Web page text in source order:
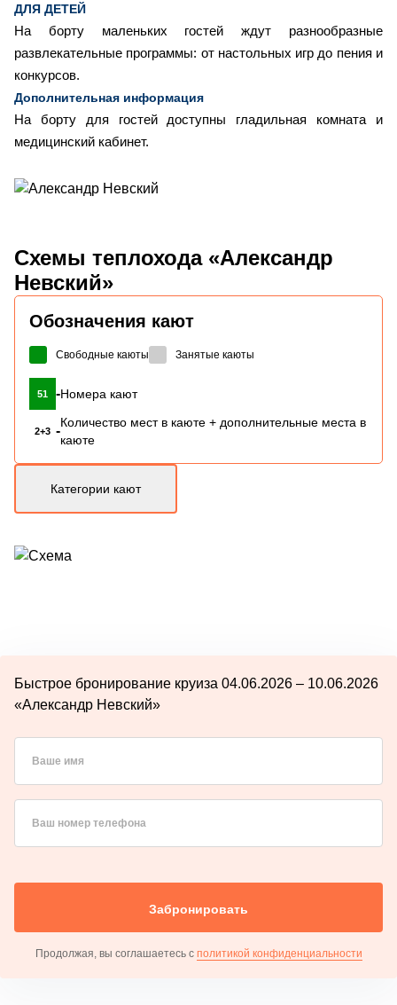
ДЛЯ ДЕТЕЙ
На борту маленьких гостей ждут разнообразные
развлекательные программы: от настольных игр до пения и
конкурсов.
Дополнительная информация
На борту для гостей доступны гладильная комната и
медицинский кабинет.
Схемы теплохода «Александр
Невский»
Обозначения кают
Свободные каюты Занятые каюты
51 -Номера кают
2+3 -
Количество мест в каюте + дополнительные места в
каюте
Категории кают
Быстрое бронирование круиза 04.06.2026 – 10.06.2026
«Александр Невский»
Ваше имя
Ваш номер телефона
Забронировать
Продолжая, вы соглашаетесь с политикой конфиденциальности